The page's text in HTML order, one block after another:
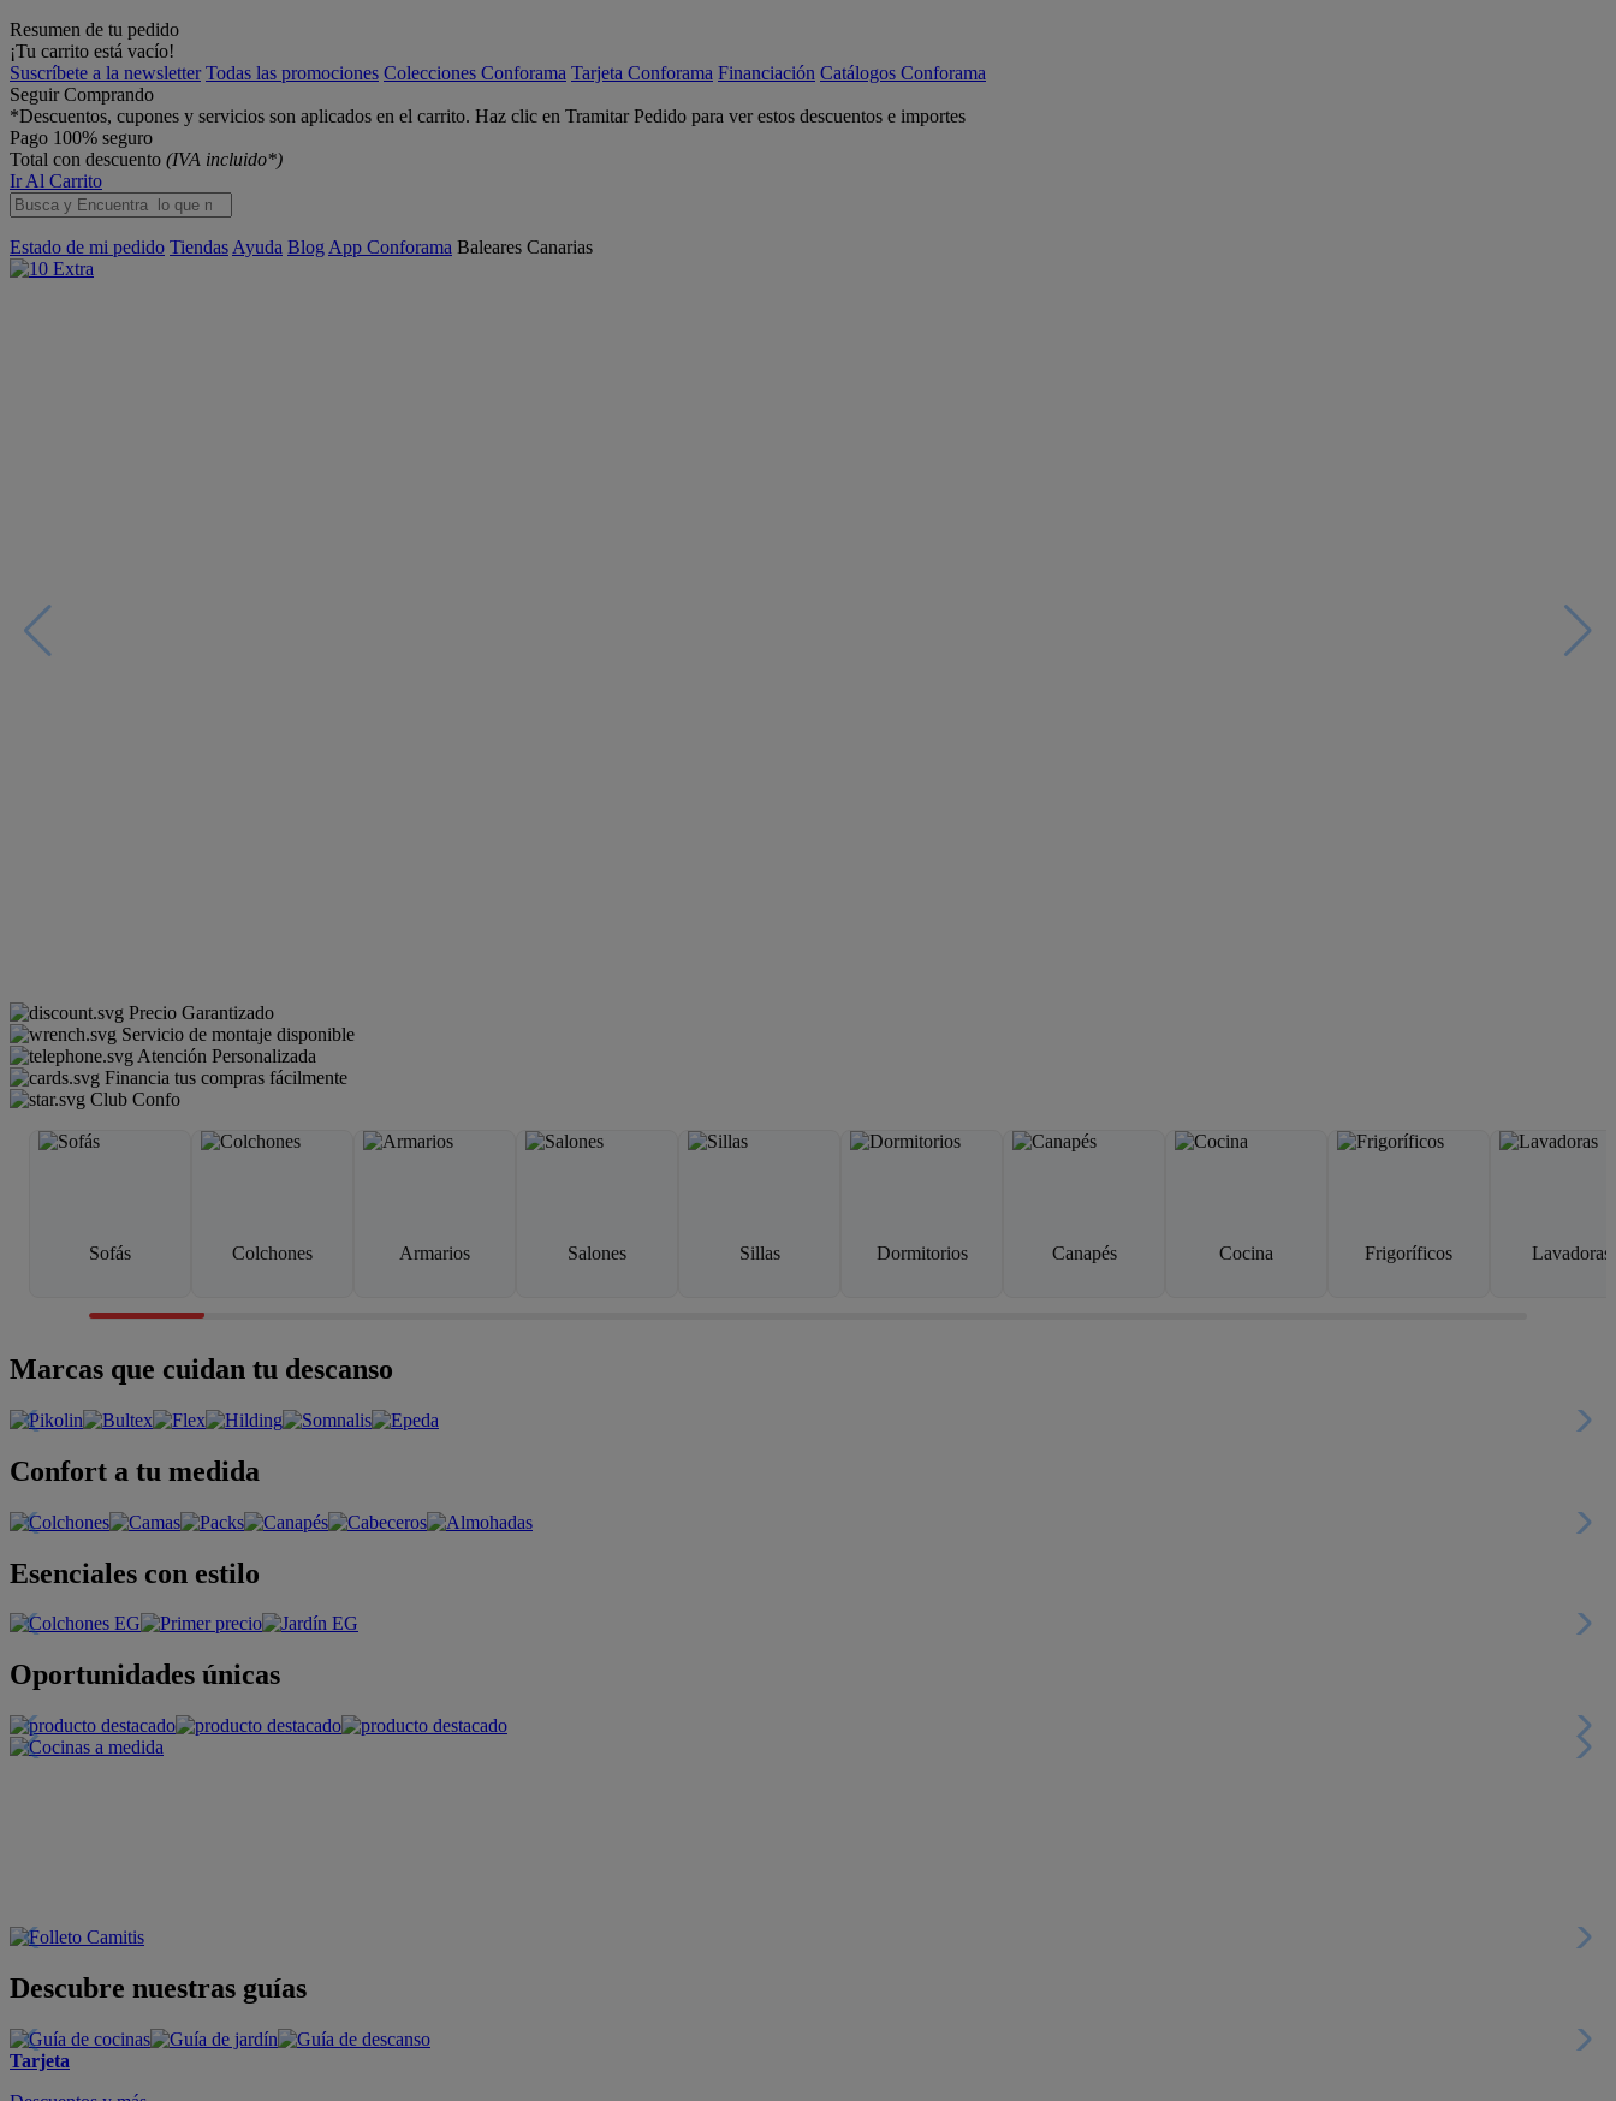
Resumen de tu pedido
¡Tu carrito está vacío!
Suscríbete a la newsletter Todas las promociones Colecciones Conforama Tarjeta Conforama Financiación Catálogos Conforama
Seguir Comprando
*Descuentos, cupones y servicios son aplicados en el carrito. Haz clic en Tramitar Pedido para ver estos descuentos e importes
Pago 100% seguro
Total con descuento (IVA incluido*)
Ir Al Carrito
Estado de mi pedido Tiendas Ayuda Blog App Conforama Baleares Canarias
Precio Garantizado
Servicio de montaje disponible
Atención Personalizada
Financia tus compras fácilmente
Club Confo
Sofás Colchones Armarios Salones Sillas Dormitorios Canapés Cocina Frigoríficos Lavadoras
Marcas que cuidan tu descanso
Confort a tu medida
Esenciales con estilo
Oportunidades únicas
Descubre nuestras guías
Tarjeta